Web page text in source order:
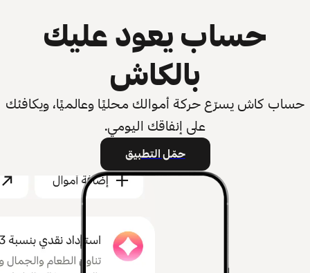
حساب يعود عليك
بالكاش
حساب كاش يسرّع حركة أموالك محليًا وعالميًا، ويكافئك
على إنفاقك اليومي.
حمّل التطبيق